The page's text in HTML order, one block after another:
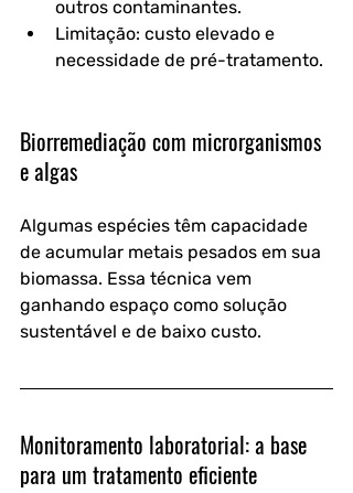
outros contaminantes.
Limitação: custo elevado e
necessidade de pré-tratamento.
Biorremediação com microrganismos
e algas
Algumas espécies têm capacidade
de acumular metais pesados em sua
biomassa. Essa técnica vem
ganhando espaço como solução
sustentável e de baixo custo.
Monitoramento laboratorial: a base
para um tratamento eficiente